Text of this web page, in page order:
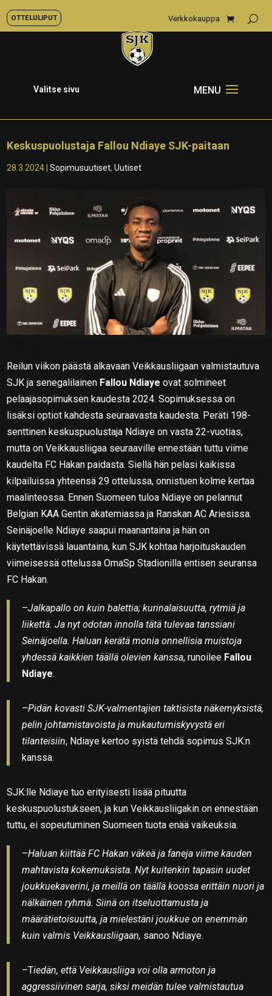
OTTELULIPUT Verkkokauppa
Valitse sivu
Keskuspuolustaja Fallou Ndiaye SJK-paitaan
28.3.2024 |Sopimusuutiset,Uutiset
Reilun viikon päästä alkavaan Veikkausliigaan valmistautuva
SJK ja senegalilainen Fallou Ndiaye ovat solmineet
pelaajasopimuksen kaudesta 2024. Sopimuksessa on
lisäksi optiot kahdesta seuraavasta kaudesta. Peräti 198-
senttinen keskuspuolustaja Ndiaye on vasta 22-vuotias,
mutta on Veikkausliigaa seuraaville ennestään tuttu viime
kaudelta FC Hakan paidasta. Siellä hän pelasi kaikissa
kilpailuissa yhteensä 29 ottelussa, onnistuen kolme kertaa
maalinteossa. Ennen Suomeen tuloa Ndiaye on pelannut
Belgian KAA Gentin akatemiassa ja Ranskan AC Ariesissa.
Seinäjoelle Ndiaye saapui maanantaina ja hän on
käytettävissä lauantaina, kun SJK kohtaa harjoituskauden
viimeisessä ottelussa OmaSp Stadionilla entisen seuransa
FC Hakan.
–Jalkapallo on kuin balettia; kurinalaisuutta, rytmiä ja
liikettä. Ja nyt odotan innolla tätä tulevaa tanssiani
Seinäjoella. Haluan kerätä monia onnellisia muistoja
yhdessä kaikkien täällä olevien kanssa, runoilee Fallou
Ndiaye.
–Pidän kovasti SJK-valmentajien taktisista näkemyksistä,
pelin johtamistavoista ja mukautumiskyvystä eri
tilanteisiin, Ndiaye kertoo syistä tehdä sopimus SJK:n
kanssa.
SJK:lle Ndiaye tuo erityisesti lisää pituutta
keskuspuolustukseen, ja kun Veikkausliigakin on ennestään
tuttu, ei sopeutuminen Suomeen tuota enää vaikeuksia.
–Haluan kiittää FC Hakan väkeä ja faneja viime kauden
mahtavista kokemuksista. Nyt kuitenkin tapasin uudet
joukkuekaverini, ja meillä on täällä koossa erittäin nuori ja
nälkäinen ryhmä. Siinä on itseluottamusta ja
määrätietoisuutta, ja mielestäni joukkue on enemmän
kuin valmis Veikkausliigaan, sanoo Ndiaye.
–Tiedän, että Veikkausliiga voi olla armoton ja
aggressiivinen sarja, siksi meidän tulee valmistautua